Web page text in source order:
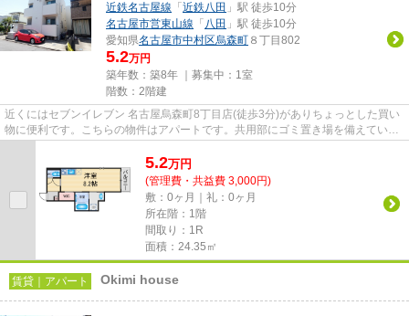
近鉄名古屋線 「 近鉄八田 」駅 徒歩10分
名古屋市営東山線 「 八田 」駅 徒歩10分
愛知県名古屋市中村区烏森町 ８丁目802
5.2万円
築年数：築8年 ｜募集中： 1室
階数：2階建
近くにはセブンイレブン 名古屋烏森町8丁目店(徒歩3分)がありちょっとした買い
物に便利です。こちらの物件はアパートです。共用部にゴミ置き場を備えている
5.2万円
(管理費・共益費 3,000円)
敷：0ヶ月｜礼：0ヶ月
所在階：1階
間取り：1R
面積：24.35㎡
賃貸｜アパート Okimi house